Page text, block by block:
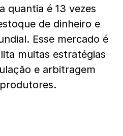
quantia é 13 vezes
de dinheiro e
Esse mercado é
muitas estratégias
e arbitragem